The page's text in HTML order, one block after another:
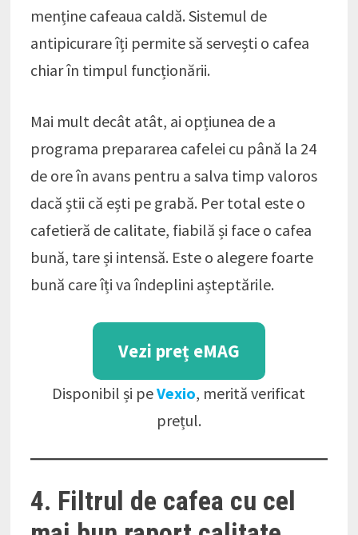
menține cafeaua caldă. Sistemul de
antipicurare îți permite să servești o cafea
chiar în timpul funcționării.
Mai mult decât atât, ai opțiunea de a
programa prepararea cafelei cu până la 24
de ore în avans pentru a salva timp valoros
dacă știi că ești pe grabă. Per total este o
cafetieră de calitate, fiabilă și face o cafea
bună, tare și intensă. Este o alegere foarte
bună care îți va îndeplini așteptările.
Vezi preț eMAG
Disponibil și peVexio, merită verificat
prețul.
4. Filtrul de cafea cu cel